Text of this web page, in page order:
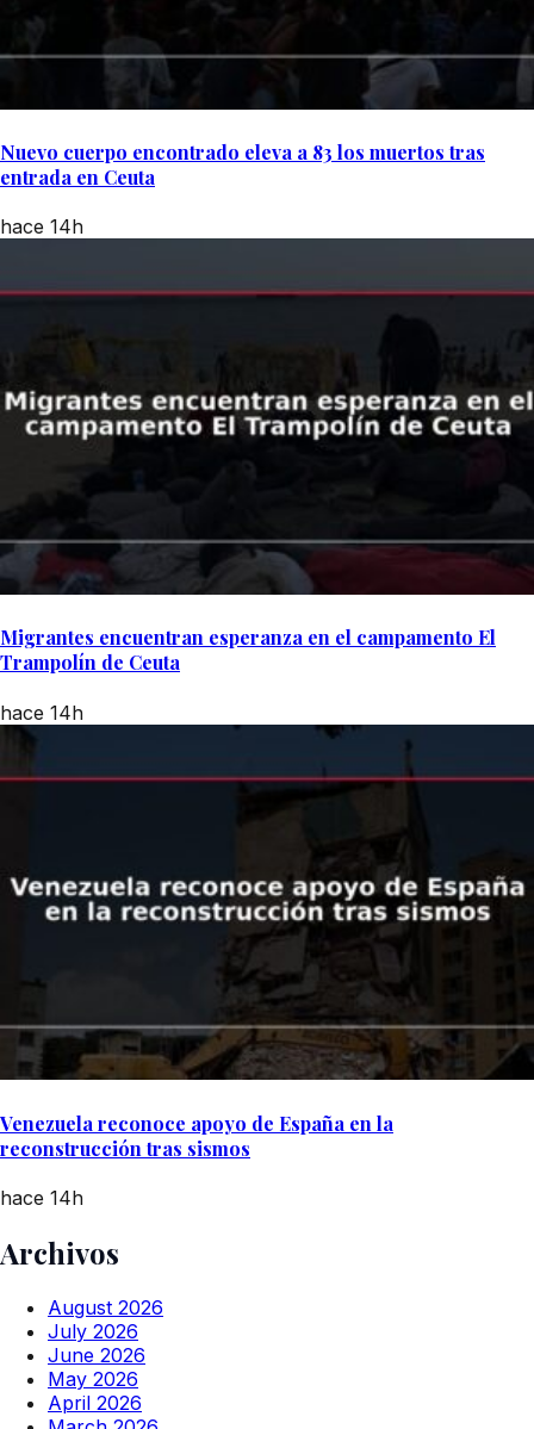
Nuevo cuerpo encontrado eleva a 83 los muertos tras
entrada en Ceuta
hace 14h
Migrantes encuentran esperanza en el campamento El
Trampolín de Ceuta
hace 14h
Venezuela reconoce apoyo de España en la
reconstrucción tras sismos
hace 14h
Archivos
August 2026
July 2026
June 2026
May 2026
April 2026